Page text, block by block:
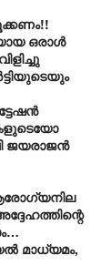
ഒരാൾ
ജയരാജൻ
മാധ്യമം,